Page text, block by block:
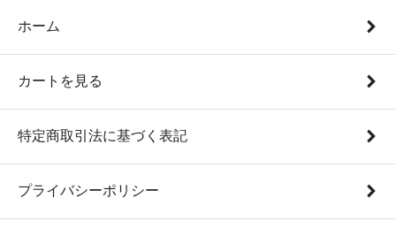
ホーム
カートを見る
特定商取引法に基づく表記
プライバシーポリシー